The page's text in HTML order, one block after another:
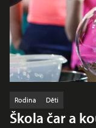
Rodina Děti
Škola čar a